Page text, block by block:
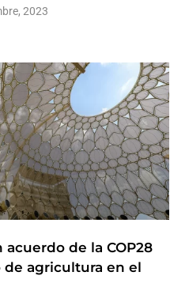
2023
de la COP28
agricultura en el